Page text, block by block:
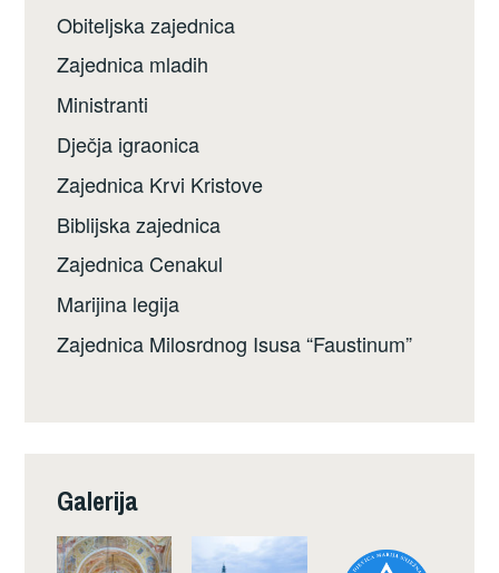
Obiteljska zajednica
Zajednica mladih
Ministranti
Dječja igraonica
Zajednica Krvi Kristove
Biblijska zajednica
Zajednica Cenakul
Marijina legija
Zajednica Milosrdnog Isusa “Faustinum”
Galerija